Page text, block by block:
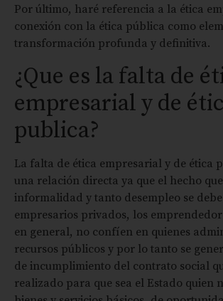
Por último, haré referencia a la ética
conexión con la ética pública como
transformación profunda y definitiva.
¿Que es la falta de
empresarial y de
publica?
La falta de ética empresarial y de ética
una relación directa ya que el hecho
informalidad y tanto desempleo se
empresarios privados, los
en general, no confíen en quienes
recursos públicos y por lo tanto se
de incumplimiento del contrato social
realizado para que sea el Estado quien